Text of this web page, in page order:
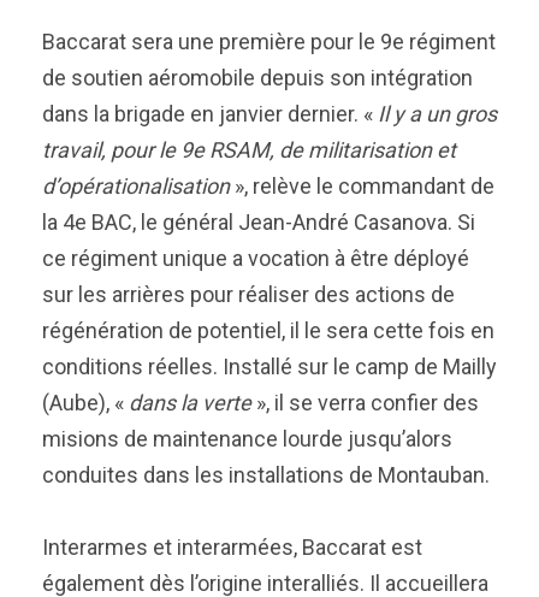
Baccarat sera une première pour le 9e régiment
de soutien aéromobile depuis son intégration
dans la brigade en janvier dernier. « Il y a un gros
travail, pour le 9e RSAM, de militarisation et
d’opérationalisation», relève le commandant de
la 4e BAC, le général Jean-André Casanova. Si
ce régiment unique a vocation à être déployé
sur les arrières pour réaliser des actions de
régénération de potentiel, il le sera cette fois en
conditions réelles. Installé sur le camp de Mailly
(Aube), « dans la verte», il se verra confier des
misions de maintenance lourde jusqu’alors
conduites dans les installations de Montauban.
Interarmes et interarmées, Baccarat est
également dès l’origine interalliés. Il accueillera